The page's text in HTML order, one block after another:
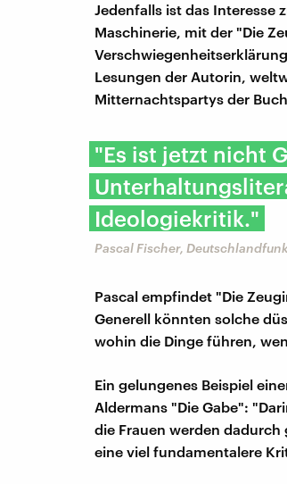
Jedenfalls ist das Interesse
Maschinerie, mit der "Die
Lesungen der Autorin,
Mitternachtspartys der
"Es ist jetzt nicht
Ideologiekritik."
Pascal Fischer,
Pascal empfindet "Die
Generell könnten solche
wohin die Dinge führen,
Ein gelungenes Beispiel
Aldermans "Die Gabe":
die Frauen werden
eine viel fundamentalere